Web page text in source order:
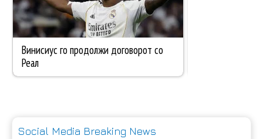
Social Media Breaking News